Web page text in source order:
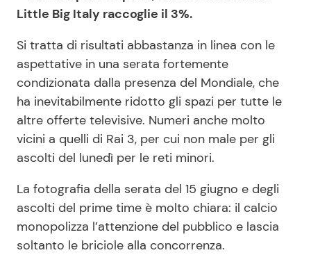
Little Big Italy raccoglie il 3%.
Si tratta di risultati abbastanza in linea con le
aspettative in una serata fortemente
condizionata dalla presenza del Mondiale, che
ha inevitabilmente ridotto gli spazi per tutte le
altre offerte televisive. Numeri anche molto
vicini a quelli di Rai 3, per cui non male per gli
ascolti del lunedì per le reti minori.
La fotografia della serata del 15 giugno e degli
ascolti del prime time è molto chiara: il calcio
monopolizza l’attenzione del pubblico e lascia
soltanto le briciole alla concorrenza.